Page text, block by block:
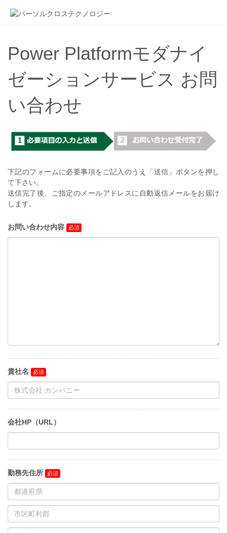
Power Platformモダナイ
ゼーションサービス お問
い合わせ
下記のフォームに必要事項をご記入のうえ「送信」ボタンを押し
て下さい。
送信完了後、ご指定のメールアドレスに自動返信メールをお届け
します。
お問い合わせ内容
貴社名
会社HP（URL）
勤務先住所